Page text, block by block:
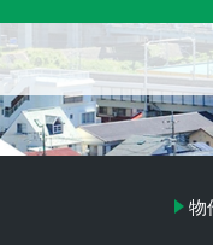
物